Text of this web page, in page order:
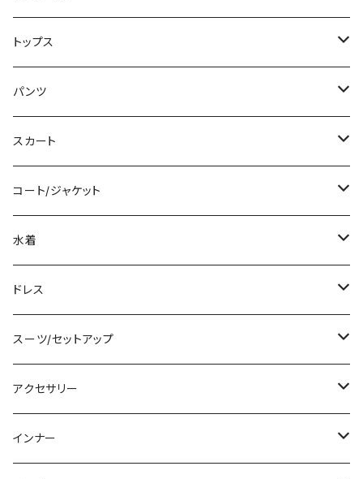
ミニ/ショート
ミディアム/ミモレ
ロング/マキシ
袖付き
ノースリーブ
その他
チュニック
トップス
Tシャツ/カットソー
タンクトップ/キャミソール
シャツ/ブラウス
ベアトップ/チューブトップ
カーディガン/ボレロ
ニット/セーター
パーカー
スウェット/トレーナー
パンツ
ショート丈
クロップド丈
ロング丈
デニム
レギンス
その他
オールインワン
スカート
ミニ/ショート
ミディアム/ミモレ
ロング
その他
コート/ジャケット
コート
ジャケット
その他
水着
タンキニ
バンドゥビキニ
ワンピース
ラッシュガード
ドレス
ミニ/ショート
ミディアム/ミモレ
ロング/マキシ
スーツ/セットアップ
パンツスーツ
スカートスーツ
アクセサリー
ネックレス
インナー